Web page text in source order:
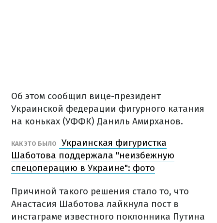
Об этом сообщил вице-президент
Украинской федерации фигурного катания
на коньках (УФФК) Даниль Амирханов.
КАК ЭТО БЫЛО
Украинская фигуристка
Шаботова поддержала "неизбежную
спецоперацию в Украине": фото
Причиной такого решения стало то, что
Анастасия Шаботова лайкнула пост в
инстаграме известного поклонника Путина